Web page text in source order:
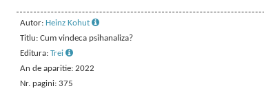
Autor: Heinz Kohut
Titlu: Cum vindeca psihanaliza?
Editura: Trei
An de aparitie: 2022
Nr. pagini: 375